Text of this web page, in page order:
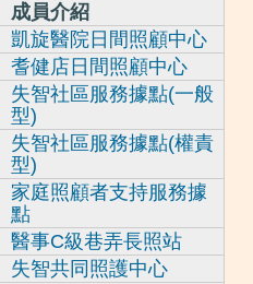
成員介紹
凱旋醫院日間照顧中心
耆健店日間照顧中心
失智社區服務據點(一般
型)
失智社區服務據點(權責
型)
家庭照顧者支持服務據
點
醫事C級巷弄長照站
失智共同照護中心